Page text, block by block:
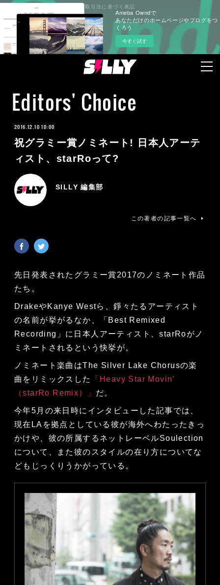
Ameba Owndで
あなただけのホームページやブログをつ
くろう
今すぐ試す
Editors' Choice
2016.12.10 10:00
祝グラミー賞ノミネート! 日本人アーテ
ィスト、starRoって?
SILLY 編集部
この著者の記事一覧へ
先日発表されたグラミー賞2017のノミネート作品
たち。
DrakeやKanye Westら、錚々たるアーティスト
の名前が挙がるなか、「Best Remixed
Recording」に日本人アーティスト、starRoがノ
ミネートされるという快挙が。
ノミネート楽曲はThe Silver Lake Chorusの楽
曲をリミックスした
「Heavy Star Movin’
（starRo Remix）」 だ。
今年5月の来日時にインタビューした記事では、
現在LAを拠点としている彼が海外へわたったきっ
かけや、彼の所属するネットレーベルSoulection
について、また彼のスタイルの在り方についてな
どもじっくりうかがっている。
プライバシーポリシー 特定商取引法に基づく表記